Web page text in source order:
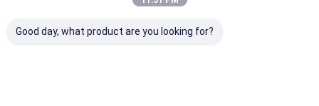
Good day, what product are you looking for?